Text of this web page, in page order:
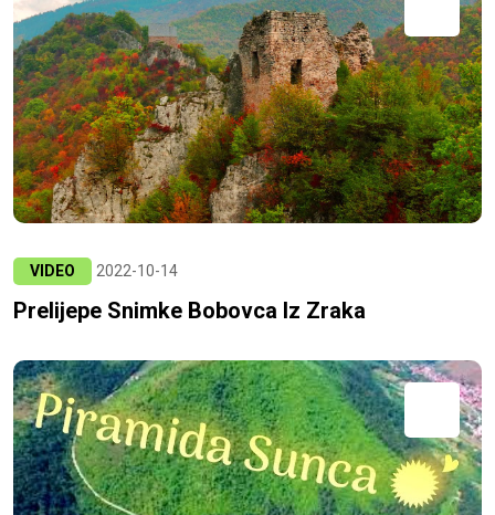
VIDEO 2022-10-14
Prelijepe Snimke Bobovca Iz Zraka